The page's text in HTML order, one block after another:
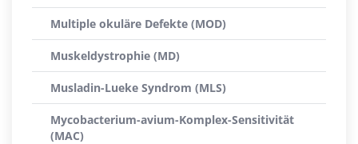
Multiple okuläre Defekte (MOD)
Muskeldystrophie (MD)
Musladin-Lueke Syndrom (MLS)
Mycobacterium-avium-Komplex-Sensitivität
(MAC)